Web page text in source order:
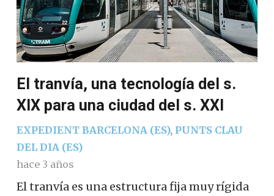
El tranvía, una tecnología del s.
XIX para una ciudad del s. XXI
EXPEDIENT BARCELONA (ES), PUNTS CLAU
DEL DIA (ES)
hace 3 años
El tranvía es una estructura fija muy rígida